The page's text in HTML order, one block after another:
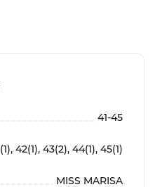
41-45
42(1), 43(2), 44(1), 45(1)
MISS MARISA